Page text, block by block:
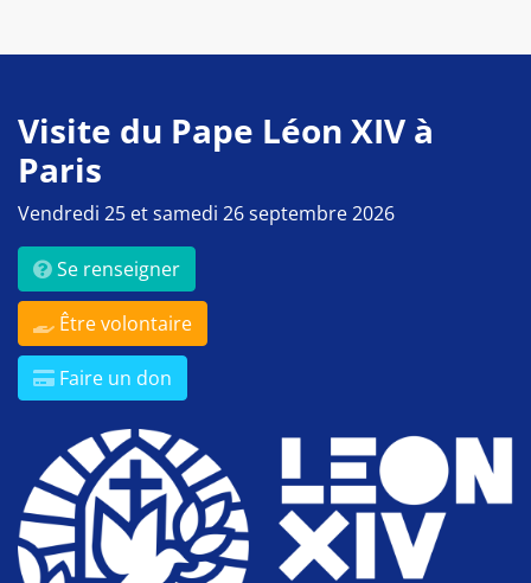
Visite du Pape Léon XIV à
Paris
Vendredi 25 et samedi 26 septembre 2026
Se renseigner
Être volontaire
Faire un don